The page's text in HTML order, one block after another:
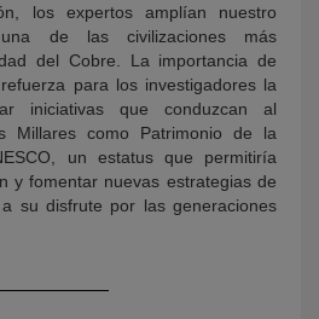
los expertos amplían nuestro
de las civilizaciones más
del Cobre. La importancia de
para los investigadores la
iniciativas que conduzcan al
Millares como Patrimonio de la
un estatus que permitiría
y fomentar nuevas estrategias de
su disfrute por las generaciones